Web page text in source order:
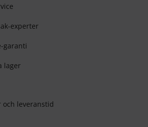
experter
garanti
lager
och leveranstid